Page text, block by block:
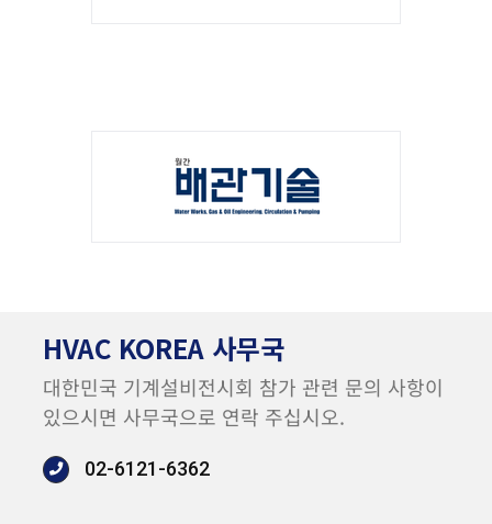
HVAC KOREA 사무국
대한민국 기계설비전시회 참가 관련 문의 사항이
있으시면 사무국으로 연락 주십시오.
02-6121-6362